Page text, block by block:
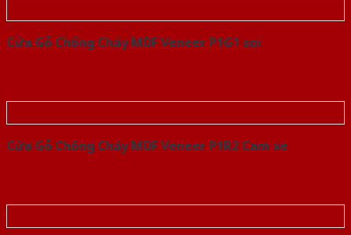
Cửa Gỗ Chống Cháy MDF Veneer P1G1 soi
Cửa Gỗ Chống Cháy MDF Veneer P1R2 Cam xe